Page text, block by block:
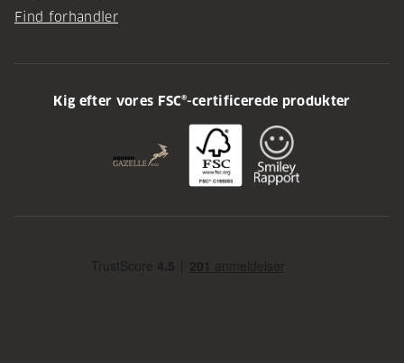
Find forhandler
Kig efter vores FSC®-certificerede produkter